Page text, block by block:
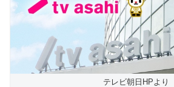
テレビ朝日HPより